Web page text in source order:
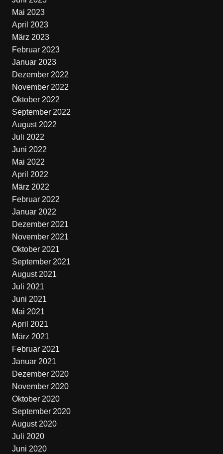
Mai 2023
April 2023
März 2023
Februar 2023
Januar 2023
Dezember 2022
November 2022
Oktober 2022
September 2022
August 2022
Juli 2022
Juni 2022
Mai 2022
April 2022
März 2022
Februar 2022
Januar 2022
Dezember 2021
November 2021
Oktober 2021
September 2021
August 2021
Juli 2021
Juni 2021
Mai 2021
April 2021
März 2021
Februar 2021
Januar 2021
Dezember 2020
November 2020
Oktober 2020
September 2020
August 2020
Juli 2020
Juni 2020